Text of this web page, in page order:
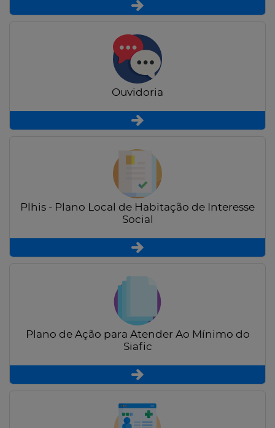
Ouvidoria
Plhis - Plano Local de Habitação de Interesse
Social
Plano de Ação para Atender Ao Mínimo do
Siafic